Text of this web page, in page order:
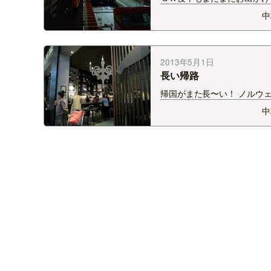
全開ですか？ ＧＷ前に・・
て立山アルペンルートに行
た。 ＯＰＥＮして間無しだ
で、相当冬モードだったん
ど。 例の、、、「オーロラ
ト」を着て行けば、どこも
2013年5月1日
長い帰路
帰国がまた長〜い！ ノルウ
ルゲンを出発し、空路1時
ークのコペンハーゲンへ。
時間の待ち時間。 コペンハ